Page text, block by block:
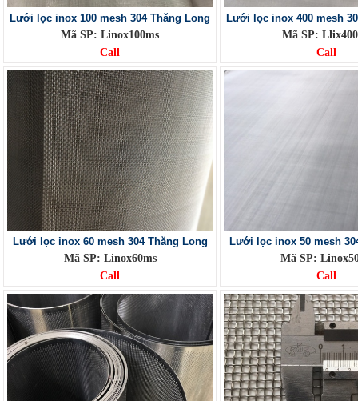
Lưới lọc inox 100 mesh 304 Thăng Long
Mã SP: Linox100ms
Call
Lưới lọc inox 400 mesh
Mã SP:
Call
Lưới lọc inox 60 mesh 304 Thăng Long
Mã SP: Linox60ms
Call
Lưới lọc inox 50 mesh
Mã SP:
Call